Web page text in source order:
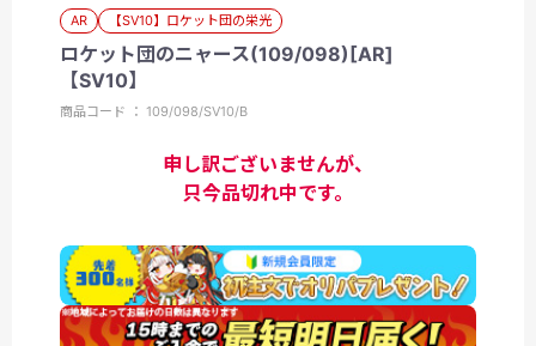
AR 【SV10】ロケット団の栄光
ロケット団のニャース(109/098)[AR]
【SV10】
商品コード ： 109/098/SV10/B
申し訳ございませんが、
只今品切れ中です。